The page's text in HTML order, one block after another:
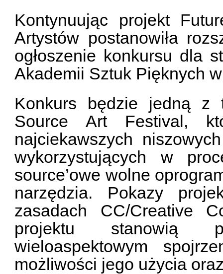
Kontynuując projekt
Artystów postanowiła
ogłoszenie konkursu dla
Akademii Sztuk Pięknych
Konkurs będzie jedną z
Source Art Festival,
najciekawszych
wykorzystujących w
source’owe wolne
narzędzia. Pokazy
zasadach CC/Creative
projektu stanowią
wieloaspektowym
możliwości jego użycia